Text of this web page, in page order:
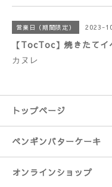
営業日（期間限定） 2023-
【TocToc】焼きたて
カヌレ
トップページ
ペンギンバターケーキ
オンラインショップ